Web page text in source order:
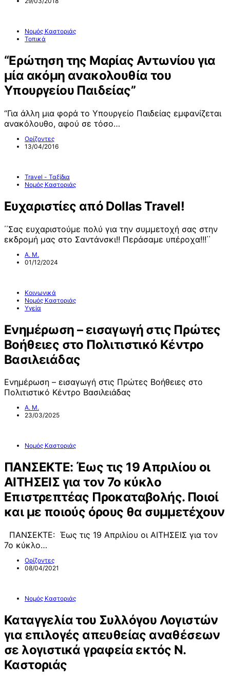
Νομός Καστοριάς
Τοπικά
“Ερώτηση της Μαρίας Αντωνίου για
μία ακόμη ανακολουθία του
Υπουργείου Παιδείας”
“Για άλλη μια φορά το Υπουργείο Παιδείας εμφανίζεται
ανακόλουθο, αφού σε τόσο…
Ορίζοντες
13/04/2016
Travel - Ταξίδια
Νομός Καστοριάς
Ευχαριστίες από Dollas Travel!
΄΄Σας ευχαριστούμε πολύ για την συμμετοχή σας στην
εκδρομή μας στο Σαντάνσκι!! Περάσαμε υπέροχα!!!΄΄
Α. Μ.
01/12/2024
Κοινωνικά
Νομός Καστοριάς
Υγεία
Ενημέρωση – εισαγωγή στις Πρώτες
Βοήθειες στο Πολιτιστικό Κέντρο
Βασιλειάδας
Ενημέρωση – εισαγωγή στις Πρώτες Βοήθειες στο
Πολιτιστικό Κέντρο Βασιλειάδας
Α. Μ.
23/03/2025
Νομός Καστοριάς
ΠΑΝΣΕΚΤΕ: Έως τις 19 Απριλίου οι
ΑΙΤΗΣΕΙΣ για τον 7ο κύκλο
Επιστρεπτέας Προκαταβολής. Ποιοί
και με ποιούς όρους θα συμμετέχουν
ΠΑΝΣΕΚΤΕ: Έως τις 19 Απριλίου οι ΑΙΤΗΣΕΙΣ για τον
7ο κύκλο…
Ορίζοντες
08/04/2021
Νομός Καστοριάς
Καταγγελία του Συλλόγου Λογιστών
για επιλογές απευθείας αναθέσεων
σε λογιστικά γραφεία εκτός Ν.
Καστοριάς